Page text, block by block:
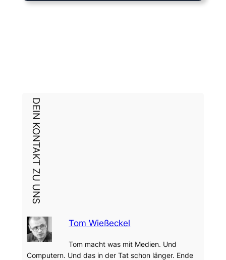
DEIN KONTAKT ZU UNS
Tom Wießeckel
Tom macht was mit Medien. Und
Computern. Und das in der Tat schon länger. Ende